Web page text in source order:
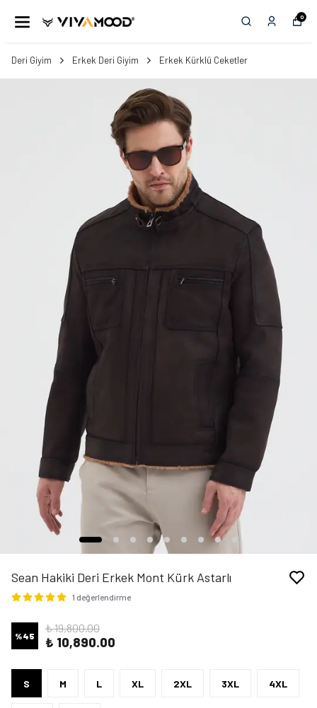
0
Deri Giyim Erkek Deri Giyim Erkek Kürklü Ceketler
Sean Hakiki Deri Erkek Mont Kürk Astarlı
1 değerlendirme
%45
₺ 19,800.00
₺ 10,890.00
S M L XL 2XL 3XL 4XL